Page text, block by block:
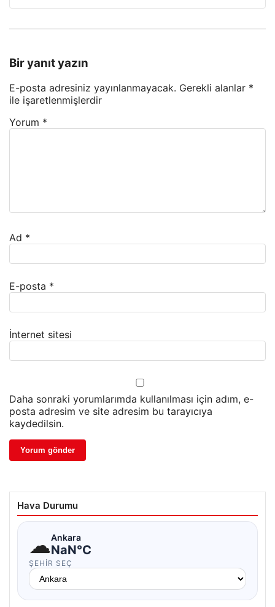
Bir yanıt yazın
E-posta adresiniz yayınlanmayacak. Gerekli alanlar *
ile işaretlenmişlerdir
Yorum *
Ad *
E-posta *
İnternet sitesi
Daha sonraki yorumlarımda kullanılması için adım, e-
posta adresim ve site adresim bu tarayıcıya
kaydedilsin.
Hava Durumu
☁Ankara
NaN°C
ŞEHIR SEÇ